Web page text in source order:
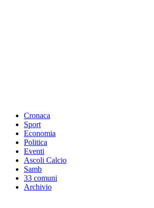
Cronaca
Sport
Economia
Politica
Eventi
Ascoli Calcio
Samb
33 comuni
Archivio